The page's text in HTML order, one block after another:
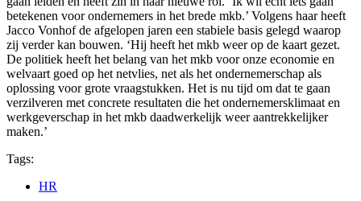
betekenen voor ondernemers in het brede mkb.’ Volgens haar heeft
Jacco Vonhof de afgelopen jaren een stabiele basis gelegd waarop
zij verder kan bouwen. ‘Hij heeft het mkb weer op de kaart gezet.
De politiek heeft het belang van het mkb voor onze economie en
welvaart goed op het netvlies, net als het ondernemerschap als
oplossing voor grote vraagstukken. Het is nu tijd om dat te gaan
verzilveren met concrete resultaten die het ondernemersklimaat en
werkgeverschap in het mkb daadwerkelijk weer aantrekkelijker
maken.’
Tags:
HR